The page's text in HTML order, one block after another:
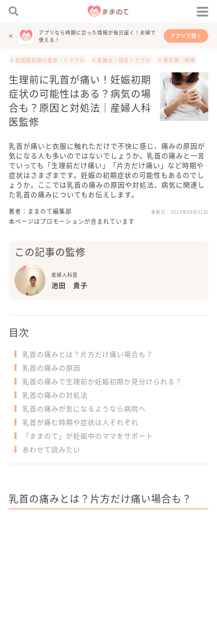
アプリなら時期に合った情報が毎日届く！夫婦で
使える！
アプリで開く
# 妊娠超初期の症状・トラブル # 乳腺炎・授乳トラブル # 更年期・閉経
生理前に乳首が痛い！妊娠初期
症状の可能性はある？病気の場
合も？原因と対処法｜産婦人科
医監修
乳首が痛いと衣服に触れただけで不快に感じ、痛みの原因が
気になる人も多いのではないでしょうか。乳首の痛みと一言
でいっても「生理前だけ痛い」「片方だけ痛い」など時期や
症状はさまざまです。妊娠の初期症状の可能性もあるのでし
ょうか。ここでは乳首の痛みの原因や対処法、病気に関連し
た乳首の痛みについてもお伝えします。
著者：ままのて編集部 更新日： 2023年09月21日
本ページはプロモーションが含まれています
この記事の監修
産婦人科医
池田 貴子
目次
乳首の痛みとは？片方だけ痛い場合も？
乳首の痛みの原因
乳首の痛みで生理前か妊娠初期か見分けられる？
乳首の痛みの対処法
乳首の痛みが気になるようなら病院へ
乳首が痛む時期や症状は人それぞれ
「ままのて」が妊娠中のママをサポート
あわせて読みたい
乳首の痛みとは？片方だけ痛い場合も？